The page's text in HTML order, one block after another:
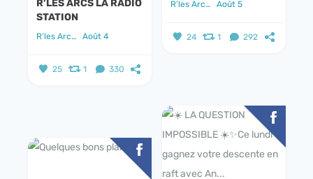
R’les Arcs la radio station Août 5
24 1 292
R’LES ARCS LA RADIO
STATION
R’les Arcs la radio station Août 4
25 1 330